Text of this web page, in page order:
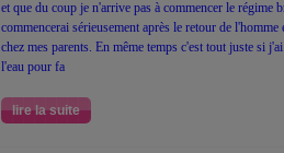
et que du coup je n'arrive pas à commencer le régime
commencerai sérieusement après le retour de l'homme
chez mes parents. En même temps c'est tout juste si
l'eau pour fa
lire la suite